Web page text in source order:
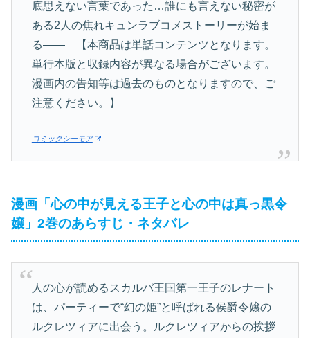
底思えない言葉であった…誰にも言えない秘密が
ある2人の焦れキュンラブコメストーリーが始ま
る―― 【本商品は単話コンテンツとなります。
単行本版と収録内容が異なる場合がございます。
漫画内の告知等は過去のものとなりますので、ご
注意ください。】
コミックシーモア
漫画「心の中が見える王子と心の中は真っ黒令
嬢」2巻のあらすじ・ネタバレ
人の心が読めるスカルバ王国第一王子のレナート
は、パーティーで“幻の姫”と呼ばれる侯爵令嬢の
ルクレツィアに出会う。ルクレツィアからの挨拶